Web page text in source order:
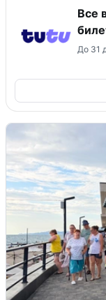
Все
До 31